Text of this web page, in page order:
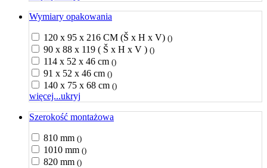
Wymiary opakowania
120 x 95 x 216 CM (Š x H x V) ()
90 x 88 x 119 ( Š x H x V ) ()
114 x 52 x 46 cm ()
91 x 52 x 46 cm ()
140 x 75 x 68 cm ()
więcej...ukryj
Szerokość montażowa
810 mm ()
1010 mm ()
820 mm ()